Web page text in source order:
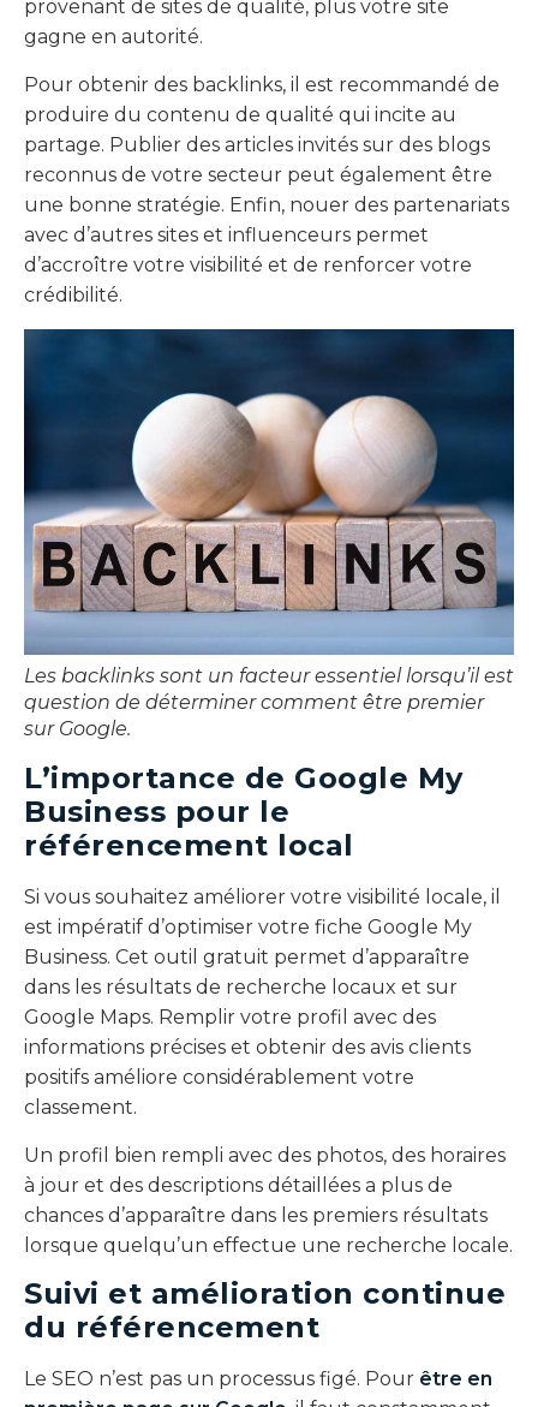
provenant de sites de qualité, plus votre site
gagne en autorité.
Pour obtenir des backlinks, il est recommandé de
produire du contenu de qualité qui incite au
partage. Publier des articles invités sur des blogs
reconnus de votre secteur peut également être
une bonne stratégie. Enfin, nouer des partenariats
avec d’autres sites et influenceurs permet
d’accroître votre visibilité et de renforcer votre
crédibilité.
Les backlinks sont un facteur essentiel lorsqu’il est
question de déterminer comment être premier
sur Google.
L’importance de Google My
Business pour le
référencement local
Si vous souhaitez améliorer votre visibilité locale, il
est impératif d’optimiser votre fiche Google My
Business. Cet outil gratuit permet d’apparaître
dans les résultats de recherche locaux et sur
Google Maps. Remplir votre profil avec des
informations précises et obtenir des avis clients
positifs améliore considérablement votre
classement.
Un profil bien rempli avec des photos, des horaires
à jour et des descriptions détaillées a plus de
chances d’apparaître dans les premiers résultats
lorsque quelqu’un effectue une recherche locale.
Suivi et amélioration continue
du référencement
Le SEO n’est pas un processus figé. Pour être en